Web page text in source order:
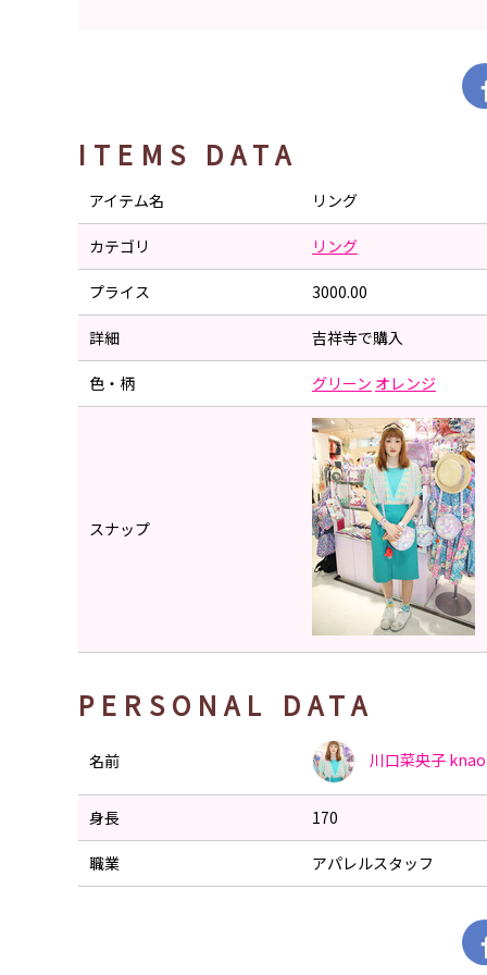
ITEMS DATA
アイテム名 リング
カテゴリ リング
プライス 3000.00
詳細 吉祥寺で購入
色・柄 グリーン オレンジ
スナップ
PERSONAL DATA
名前 川口菜央子
身長 170
職業 アパレルスタッフ